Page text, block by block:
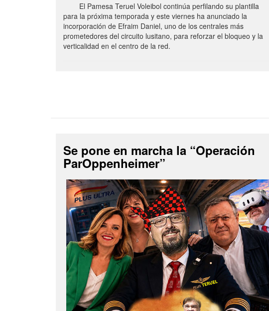
El Pamesa Teruel Voleibol continúa perfilando su plantilla
para la próxima temporada y este viernes ha anunciado la
incorporación de Efraim Daniel, uno de los centrales más
prometedores del circuito lusitano, para reforzar el bloqueo y la
verticalidad en el centro de la red.
Se pone en marcha la “Operación
ParOppenheimer”